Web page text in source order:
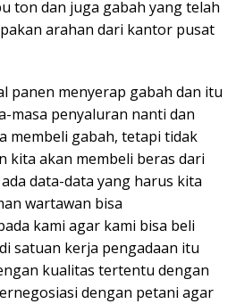
ton dan juga gabah yang telah
arahan dari kantor pusat
panen menyerap gabah dan itu
masa penyaluran nanti dan
membeli gabah, tetapi tidak
kita akan membeli beras dari
data-data yang harus kita
wartawan bisa
kami agar kami bisa beli
satuan kerja pengadaan itu
kualitas tertentu dengan
dengan petani agar